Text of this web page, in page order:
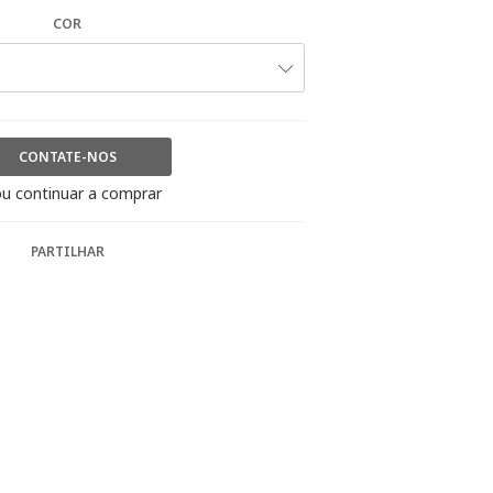
COR
CONTATE-NOS
continuar a comprar
PARTILHAR